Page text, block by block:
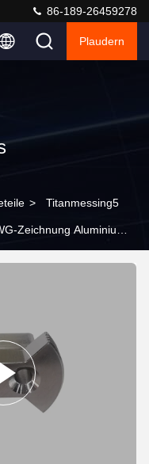
86-189-26459278
Plaudern
> Titanmessing5
Zeichnung Aluminium-